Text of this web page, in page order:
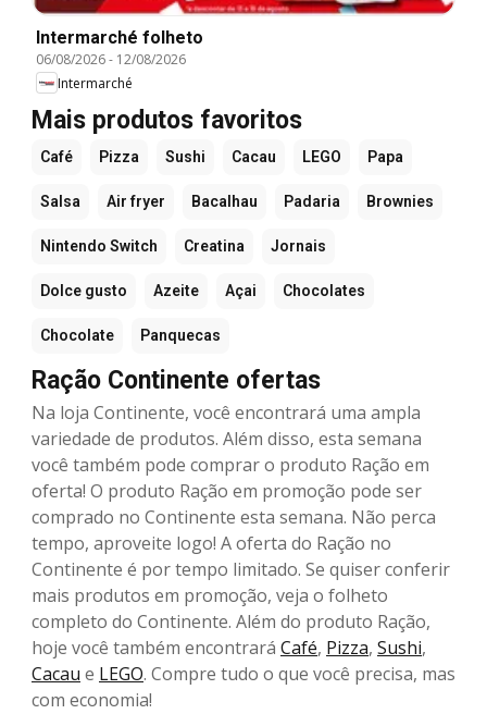
Intermarché folheto
06/08/2026- 12/08/2026
Intermarché
Mais produtos favoritos
Café Pizza Sushi Cacau LEGO Papa
Salsa Air fryer Bacalhau Padaria Brownies
Nintendo Switch Creatina Jornais
Dolce gusto Azeite Açai Chocolates
Chocolate Panquecas
Ração Continente ofertas
Na loja Continente, você encontrará uma ampla
variedade de produtos. Além disso, esta semana
você também pode comprar o produto Ração em
oferta! O produto Ração em promoção pode ser
comprado no Continente esta semana. Não perca
tempo, aproveite logo! A oferta do Ração no
Continente é por tempo limitado. Se quiser conferir
mais produtos em promoção, veja o folheto
completo do Continente. Além do produto Ração,
hoje você também encontrará Café, Pizza, Sushi,
Cacau e LEGO. Compre tudo o que você precisa, mas
com economia!